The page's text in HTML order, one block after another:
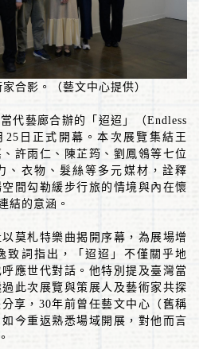
合影。 （藝文中心提供）
代藝廊合辦的「迢迢」（Endless
25 日正式開幕。本次展覽集結王
許雨仁、陳芷筠、劉鳳鴒等七位
、衣物、髮絲等多元媒材，詮釋
間勾勒緩步行旅的情境與內在懷
結的意涵。
莫札特樂曲揭開序幕，為展場增
致詞指出，「迢迢」不僅關乎地
應世代對話。他特別提及臺灣當
此次展覽與策展人及藝術家共探
享， 30年前曾任藝文中心（舊稱
今重返熟悉場域開展，對他而言